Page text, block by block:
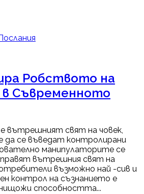
Робството на
Съвременното
вътрешният свят на човек,
да се въведат контролирани
манипулаторите се
вътрешния свят на
възможно най -сив и
контрол на съзнанието е
способността...